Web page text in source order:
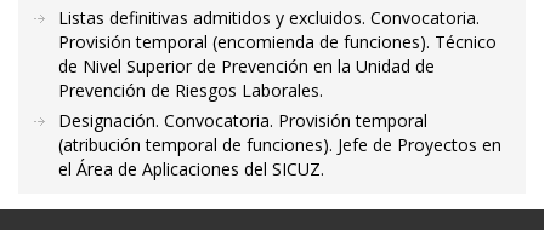
Listas definitivas admitidos y excluidos. Convocatoria.
Provisión temporal (encomienda de funciones). Técnico
de Nivel Superior de Prevención en la Unidad de
Prevención de Riesgos Laborales.
Designación. Convocatoria. Provisión temporal
(atribución temporal de funciones). Jefe de Proyectos en
el Área de Aplicaciones del SICUZ.